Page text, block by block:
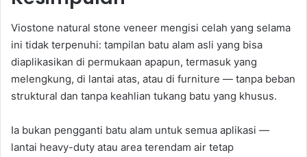
Viostone natural stone veneer mengisi celah yang selama
ini tidak terpenuhi: tampilan batu alam asli yang bisa
diaplikasikan di permukaan apapun, termasuk yang
melengkung, di lantai atas, atau di furniture — tanpa beban
struktural dan tanpa keahlian tukang batu yang khusus.
Ia bukan pengganti batu alam untuk semua aplikasi —
lantai heavy-duty atau area terendam air tetap